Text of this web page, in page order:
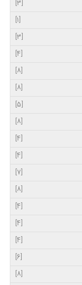
[3]
[1]
[3]
[4]
[8]
[8]
[5]
[8]
[4]
[4]
[7]
[8]
[4]
[4]
[4]
[6]
[8]